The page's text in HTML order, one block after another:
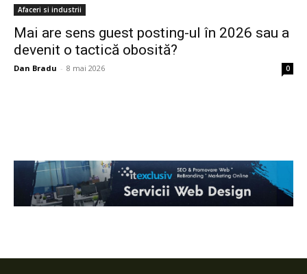
Afaceri si industrii
Mai are sens guest posting-ul în 2026 sau a
devenit o tactică obosită?
Dan Bradu - 8 mai 2026 0